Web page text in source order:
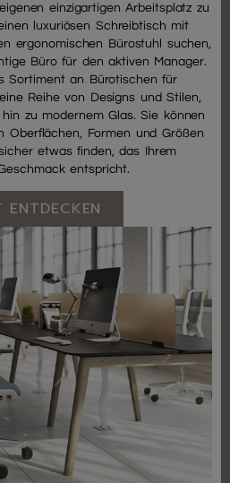
einzigartigen Arbeitsplatz zu
luxuriösen Schreibtisch mit
ergonomischen Bürostuhl suchen,
Büro für den aktiven Manager.
Sortiment an Bürotischen für
Reihe von Designs und Stilen,
zu modernem Glas. Sie können
Oberflächen, Formen und Größen
etwas finden, das Ihrem
entspricht.
ENTDECKEN